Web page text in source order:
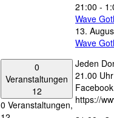
0
Veranstaltungen
12
0 Veranstaltungen,
21:00 -
Wave
13.
Wave
Jeden
21.00
https://